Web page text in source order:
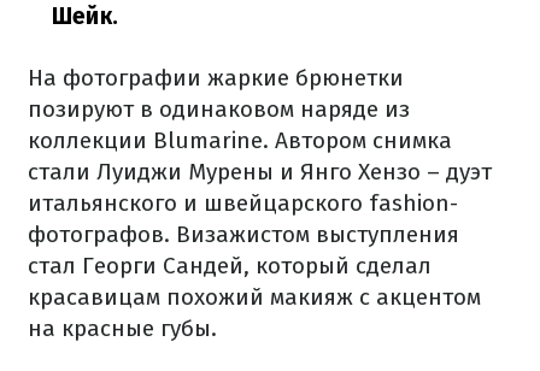
Шейк.
На фотографии жаркие брюнетки
позируют в одинаковом наряде из
коллекции Blumarine. Автором снимка
стали Луиджи Мурены и Янго Хензо – дуэт
итальянского и швейцарского fashion-
фотографов. Визажистом выступления
стал Георги Сандей, который сделал
красавицам похожий макияж с акцентом
на красные губы.